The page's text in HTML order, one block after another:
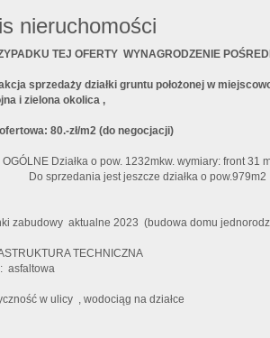
nieruchomości
TEJ OFERTY WYNAGRODZENIE
sprzedaży działki gruntu położonej w
i zielona okolica ,
80.-zł/m2 (do negocjacji)
OGÓLNE Działka o pow. 1232mkw. wymiary: front 31
jest jeszcze działka o pow.979m2
zabudowy aktualne 2023 (budowa domu
TECHNICZNA
asfaltowa
w ulicy , wodociąg na działce